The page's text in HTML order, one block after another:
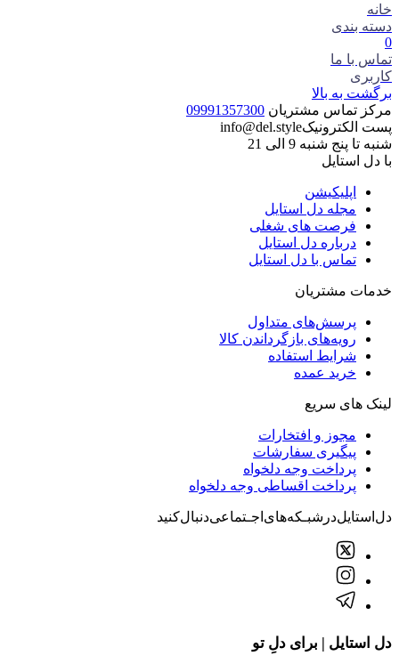
خانه
دسته بندی
0
تماس با ما
کاربری
برگشت به بالا
مرکز تماس مشتریان 09991357300
پست الکترونیکinfo@del.style
شنبه تا پنج شنبه 9 الی 21
با دل استایل
اپلیکیشن
مجله دل استایل
فرصت های شغلی
درباره دل استایل
تماس با دل استایل
خدمات مشتریان
پرسش‌های متداول
رویه‌های بازگرداندن کالا
شرایط استفاده
خرید عمده
لینک های سریع
مجوز و افتخارات
پیگیری سفارشات
پرداخت وجه دلخواه
پرداخت اقساطی وجه دلخواه
دل‌استایل‌در‌‌شبـکه‌های‌اجـتماعی‌دنبال‌کنید
دل استایل | برای دلِ تو